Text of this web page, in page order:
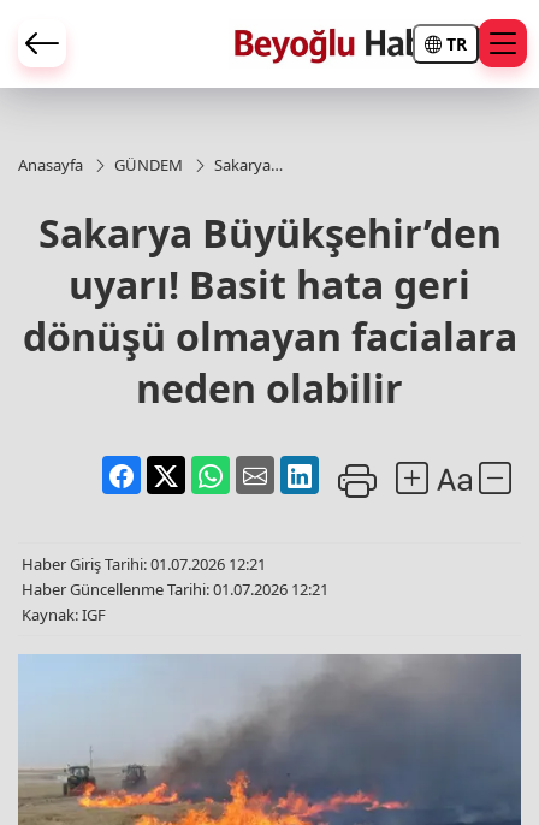
TR
Anasayfa GÜNDEM
Sakarya
hata geri
dönüşü
olmayan
facialara neden
Sakarya Büyükşehir’den
uyarı! Basit hata geri
dönüşü olmayan facialara
neden olabilir
Haber Giriş Tarihi: 01.07.2026 12:21
Haber Güncellenme Tarihi: 01.07.2026 12:21
Kaynak: IGF